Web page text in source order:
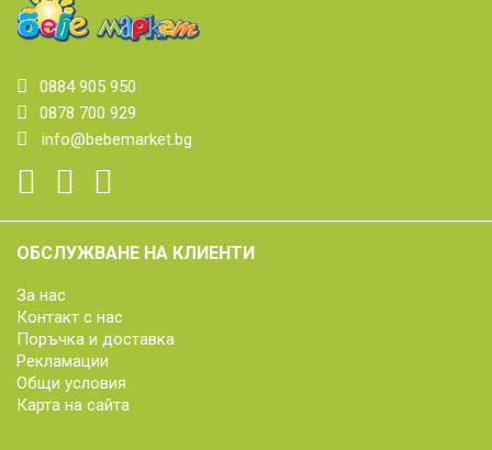
0884 905 950
0878 700 929
info@bebemarket.bg
ОБСЛУЖВАНЕ НА КЛИЕНТИ
За нас
Контакт с нас
Поръчка и доставка
Рекламации
Общи условия
Карта на сайта